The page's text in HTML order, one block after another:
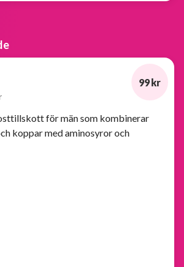
99 kr
för män som kombinerar
koppar med aminosyror och